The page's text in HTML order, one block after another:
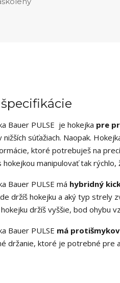
Bauer PULSE je hokejka pre
súťažiach. Naopak.
ktoré potrebuješ na
hokejkou manipulovať tak
Bauer PULSE má hybridný
držíš hokejku a aký typ strely
držíš vyššie, bod ohybu
Bauer PULSE má
držanie, ktoré je potrebné